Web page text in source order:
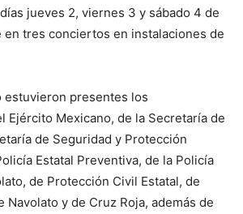
jueves 2, viernes 3 y sábado 4 de
en tres conciertos en instalaciones de
estuvieron presentes los
Ejército Mexicano, de la Secretaría de
de Seguridad y Protección
Estatal Preventiva, de la Policía
de Protección Civil Estatal, de
Navolato y de Cruz Roja, además de